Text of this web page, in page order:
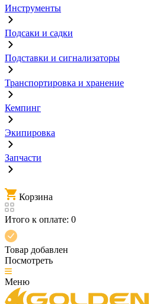
Инструменты
Подсаки и садки
Подставки и сигнализаторы
Транспортировка и хранение
Кемпинг
Экипировка
Запчасти
Корзина
Итого к оплате: 0
Товар добавлен
Посмотреть
Меню